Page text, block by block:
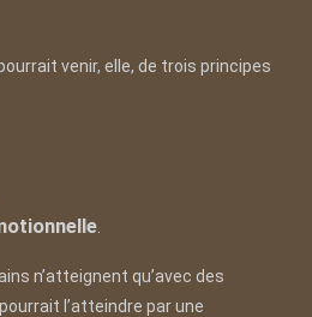
venir, elle, de trois principes
n’atteignent qu’avec des
l’atteindre par une